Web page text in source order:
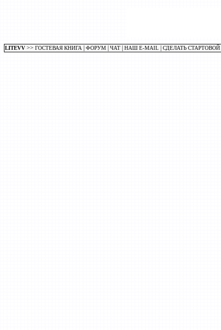
LITEVV >> ГОСТЕВАЯ КНИГА ФОРУМ ЧАТ НАШ E-MAIL СДЕЛАТЬ СТАРТОВОЙ